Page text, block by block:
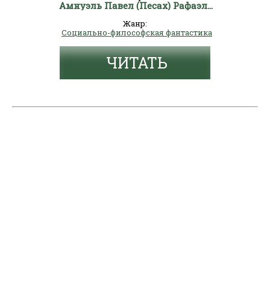
Амнуэль Павел (Песах) Рафаэлович
Жанр:
Социально-философская фантастика
ЧИТАТЬ